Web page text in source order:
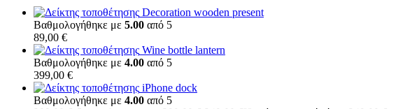
Decoration wooden present
Βαθμολογήθηκε με 5.00 από 5
89,00 €
Wine bottle lantern
Βαθμολογήθηκε με 4.00 από 5
399,00 €
iPhone dock
Βαθμολογήθηκε με 4.00 από 5